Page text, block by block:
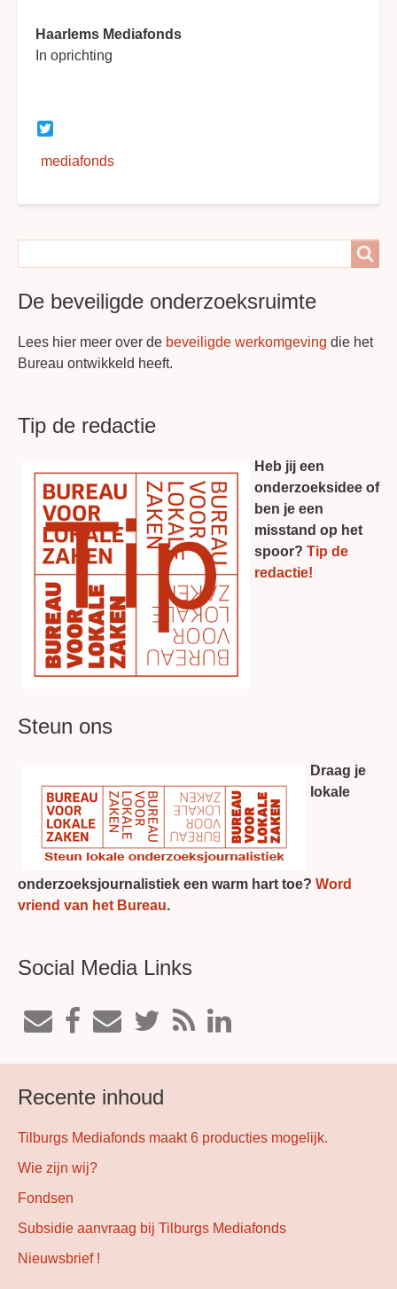
Haarlems Mediafonds
In oprichting
mediafonds
De beveiligde onderzoeksruimte
Lees hier meer over de beveiligde werkomgeving die het
Bureau ontwikkeld heeft.
Tip de redactie
Heb jij een
onderzoeksidee of
ben je een
misstand op het
spoor? Tip de
redactie!
Steun ons
Draag je
lokale
onderzoeksjournalistiek een warm hart toe? Word
vriend van het Bureau.
Social Media Links
Recente inhoud
Tilburgs Mediafonds maakt 6 producties mogelijk.
Wie zijn wij?
Fondsen
Subsidie aanvraag bij Tilburgs Mediafonds
Nieuwsbrief !